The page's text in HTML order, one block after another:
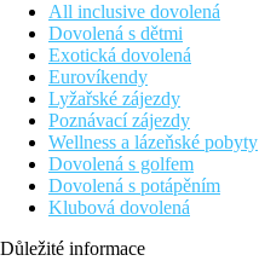
All inclusive dovolená
Dovolená s dětmi
Exotická dovolená
Eurovíkendy
Lyžařské zájezdy
Poznávací zájezdy
Wellness a lázeňské pobyty
Dovolená s golfem
Dovolená s potápěním
Klubová dovolená
Důležité informace